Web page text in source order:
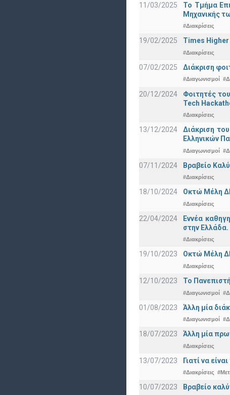
11/03/2025
Το Τμήμα
Μηχανικής
#Διακρίσεις
19/02/2025 Times
#Διακρίσεις
07/02/2025 Διάκριση
#Διαγωνισμοί
20/12/2024
Φοιτητές
Tech
#Διακρίσεις
13/12/2024
Διάκριση
Ελληνικών
#Διαγωνισμοί
07/11/2024 Βραβείο
#Διακρίσεις
18/10/2024 Οκτώ Μέλη
#Διακρίσεις
22/04/2024
Εννέα
στην Ελλάδα.
#Διακρίσεις
19/10/2023 Οκτώ Μέλη
#Διακρίσεις
12/10/2023 Το
#Διαγωνισμοί
01/08/2023 Άλλη μία
#Διαγωνισμοί
18/07/2023 Άλλη μία
#Διακρίσεις
13/07/2023 Γιατί να
#Διακρίσεις
10/07/2023 Βραβείο